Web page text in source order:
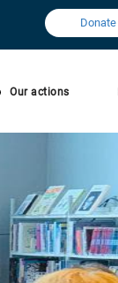
Donate
Our actions